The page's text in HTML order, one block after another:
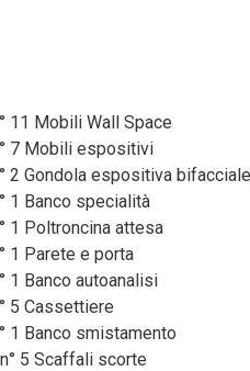
11 Mobili Wall Space
7 Mobili espositivi
2 Gondola espositiva bifacciale
1 Banco specialità
1 Poltroncina attesa
1 Parete e porta
1 Banco autoanalisi
5 Cassettiere
1 Banco smistamento
5 Scaffali scorte